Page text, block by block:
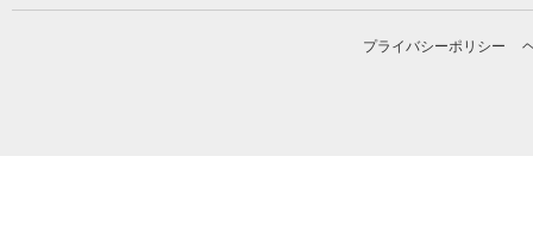
プライバシーポリシー